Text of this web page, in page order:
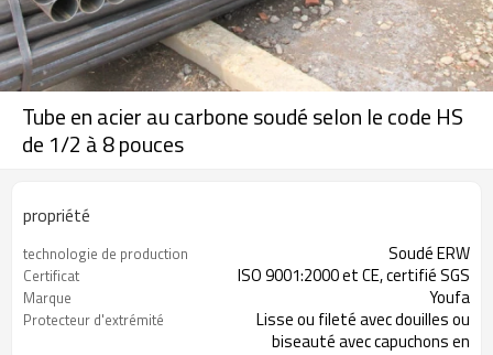
Tube en acier au carbone soudé selon le code HS
de 1/2 à 8 pouces
propriété
technologie de production Soudé ERW
Certificat ISO 9001:2000 et CE, certifié SGS
Marque Youfa
Protecteur d'extrémité
Lisse ou fileté avec douilles ou
biseauté avec capuchons en